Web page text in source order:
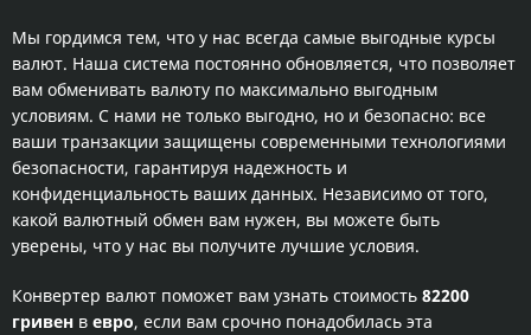
Мы гордимся тем, что у нас всегда самые выгодные курсы
валют. Наша система постоянно обновляется, что позволяет
вам обменивать валюту по максимально выгодным
условиям. С нами не только выгодно, но и безопасно: все
ваши транзакции защищены современными технологиями
безопасности, гарантируя надежность и
конфиденциальность ваших данных. Независимо от того,
какой валютный обмен вам нужен, вы можете быть
уверены, что у нас вы получите лучшие условия.
Конвертер валют поможет вам узнать стоимость 82200
гривен в евро, если вам срочно понадобилась эта